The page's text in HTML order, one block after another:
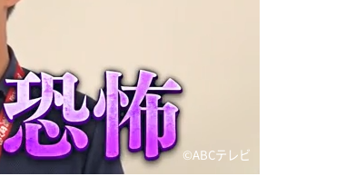
©️ABCテレビ